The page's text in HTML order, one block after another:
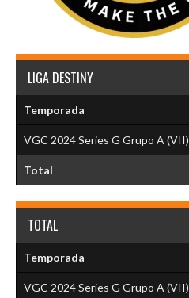
LIGA DESTINY
Temporada
VGC 2024 Series G Grupo A (VII)
Total
TOTAL
Temporada
VGC 2024 Series G Grupo A (VII)